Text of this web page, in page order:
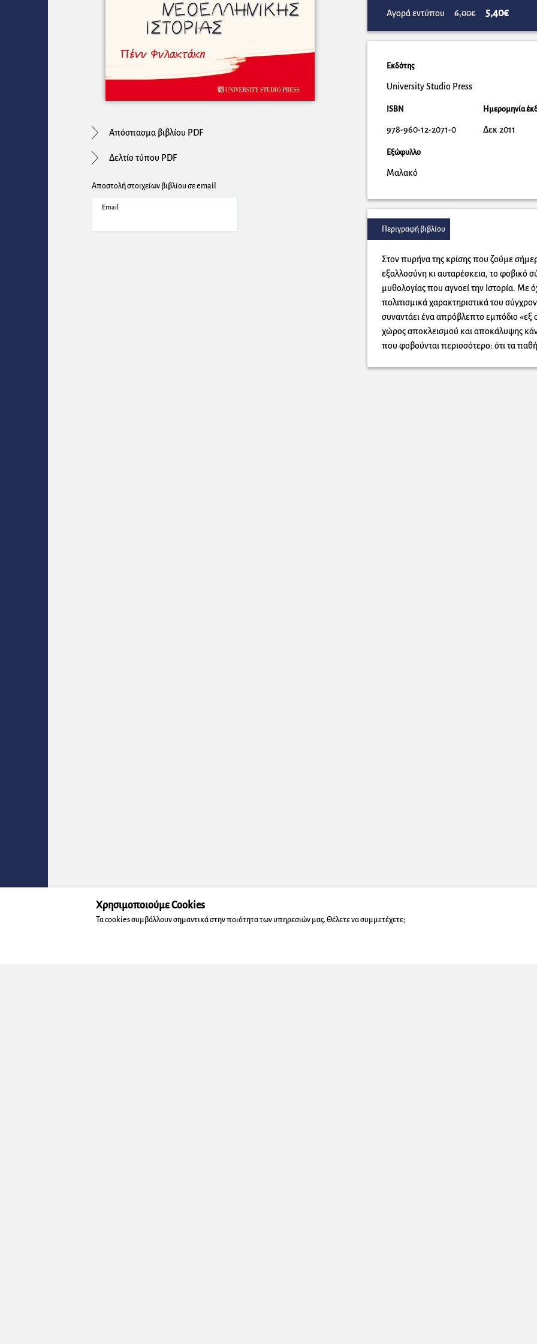
Απόσπασμα βιβλίου PDF
Δελτίο τύπου PDF
Αποστολή στοιχείων βιβλίου σε email
Email
Αγορά εντύπου 6,00€ 5,40€
Εκδότης
University Studio Press
ISBN
978-960-12-2071-0
Ημερομηνία
Δεκ 2011
Εξώφυλλο
Μαλακό
Περιγραφή βιβλίου
Στον πυρήνα της κρίσης που ζούμε
εξαλλοσύνη κι αυταρέσκεια, το φοβικό
μυθολογίας που αγνοεί την Ιστορία. Με
πολιτισμικά χαρακτηριστικά του
συναντάει ένα απρόβλεπτο εμπόδιο «εξ
χώρος αποκλεισμού και αποκάλυψης
που φοβούνται περισσότερο: ότι τα
Χρησιμοποιούμε Cookies
Τα cookies συμβάλλουν σημαντικά στην ποιότητα των υπηρεσιών μας. Θέλετε να συμμετέχετε;